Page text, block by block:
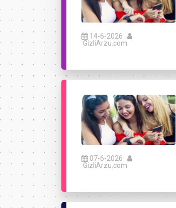
14-6-2026
GizliArzu.com
07-6-2026
GizliArzu.com